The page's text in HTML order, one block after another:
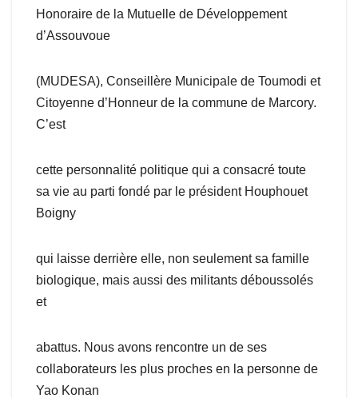
Honoraire de la Mutuelle de Développement
d’Assouvoue
(MUDESA), Conseillère Municipale de Toumodi et
Citoyenne d’Honneur de la commune de Marcory.
C’est
cette personnalité politique qui a consacré toute
sa vie au parti fondé par le président Houphouet
Boigny
qui laisse derrière elle, non seulement sa famille
biologique, mais aussi des militants déboussolés
et
abattus. Nous avons rencontre un de ses
collaborateurs les plus proches en la personne de
Yao Konan